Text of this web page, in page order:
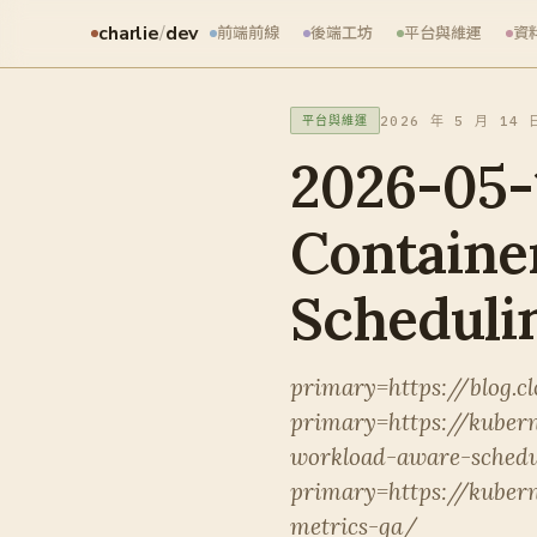
charlie/dev 前端前線 後端工坊 平台與維運 資
平台與維運 2026 年 5 月 14
2026-
primary=https://
primary=https://
workload-aware-
primary=https://
metrics-ga/